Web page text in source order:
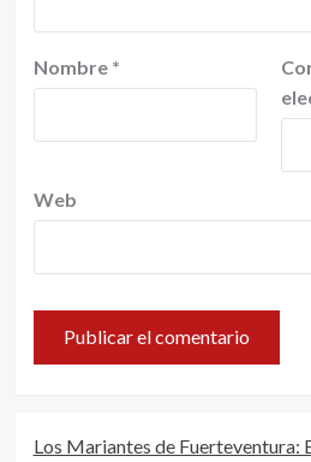
Nombre *
Web
Los Mariantes de Fuerteventura: